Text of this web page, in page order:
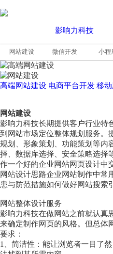
网站建设 微信开发 小程
高端网站建设 电商平台开发 移
网站建设
影响力科技长期提供客户行业特
到网站市场定位整体规划服务。
规划、形象策划、功能策划等内
择、数据库选择、安全策略选择
作一个好的企业网站网页设计中
网站设计思路企业网站制作中常
患与防范措施如何做好网站搜索
网站整体设计服务
影响力科技在做网站之前就认真
来确定制作网页的风格。但总体
要求：
1、简洁性：能让浏览者一目了